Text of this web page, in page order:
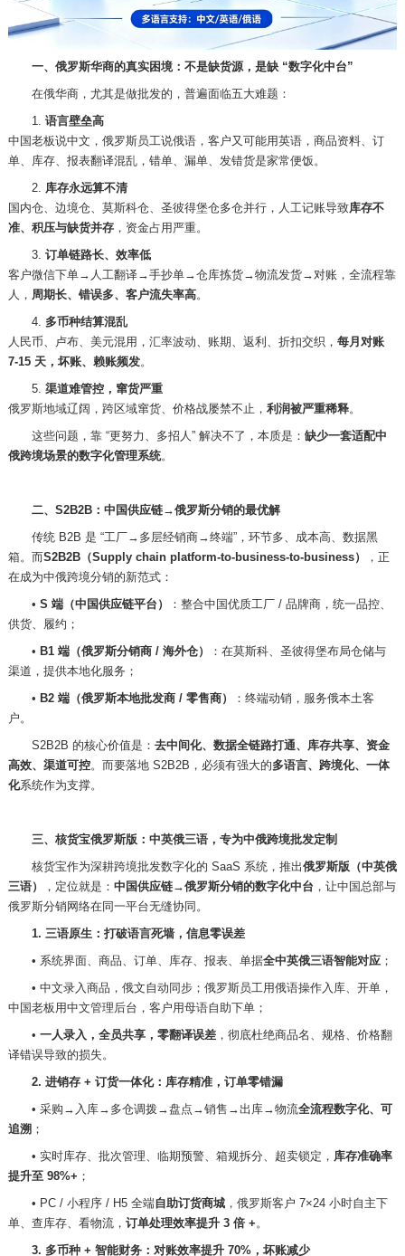
一、俄罗斯华商的真实困境：不是缺货源，是缺 “数字化中台”
在俄华商，尤其是做批发的，普遍面临五大难题：
1. 语言壁垒高
中国老板说中文，俄罗斯员工说俄语，客户又可能用英语，商品资料、订
单、库存、报表翻译混乱，错单、漏单、发错货是家常便饭。
2. 库存永远算不清
国内仓、边境仓、莫斯科仓、圣彼得堡仓多仓并行，人工记账导致库存不
准、积压与缺货并存，资金占用严重。
3. 订单链路长、效率低
客户微信下单→人工翻译→手抄单→仓库拣货→物流发货→对账，全流程靠
人， 周期长、错误多、客户流失率高。
4. 多币种结算混乱
人民币、卢布、美元混用，汇率波动、账期、返利、折扣交织， 每月对账
7-15 天，坏账、赖账频发。
5. 渠道难管控，窜货严重
俄罗斯地域辽阔，跨区域窜货、价格战屡禁不止， 利润被严重稀释。
这些问题，靠 “更努力、多招人” 解决不了，本质是： 缺少一套适配中
俄跨境场景的数字化管理系统。
二、 S2B2B：中国供应链→俄罗斯分销的最优解
传统 B2B 是 “工厂→多层经销商→终端”，环节多、成本高、数据黑
箱。而S2B2B（Supply chain platform-to-business-to-business）
，正
在成为中俄跨境分销的新范式：
• S 端（中国供应链平台） ：整合中国优质工厂 / 品牌商，统一品控、
供货、履约；
• B1 端（俄罗斯分销商 / 海外仓）
：在莫斯科、圣彼得堡布局仓储与
渠道，提供本地化服务；
• B2 端（俄罗斯本地批发商 / 零售商）
：终端动销，服务俄本土客
户。
S2B2B 的核心价值是： 去中间化、数据全链路打通、库存共享、资金
高效、渠道可控。而要落地 S2B2B，必须有强大的多语言、跨境化、一体
化系统作为支撑。
三、核货宝俄罗斯版：中英俄三语，专为中俄跨境批发定制
核货宝作为深耕跨境批发数字化的 SaaS 系统，推出俄罗斯版（中英俄
三语）
，定位就是： 中国供应链→俄罗斯分销的数字化中台 ，让中国总部与
俄罗斯分销网络在同一平台无缝协同。
1. 三语原生：打破语言死墙，信息零误差
• 系统界面、商品、订单、库存、报表、单据全中英俄三语智能对应；
• 中文录入商品，俄文自动同步；俄罗斯员工用俄语操作入库、开单，
中国老板用中文管理后台，客户用母语自助下单；
• 一人录入，全员共享，零翻译误差，彻底杜绝商品名、规格、价格翻
译错误导致的损失。
2. 进销存 + 订货一体化：库存精准，订单零错漏
• 采购 →入库→多仓调拨→盘点→销售→出库→物流全流程数字化、可
追溯 ；
• 实时库存、批次管理、临期预警、箱规拆分、超卖锁定， 库存准确率
提升至 98%+ ；
• PC / 小程序 / H5 全端自助订货商城，俄罗斯客户 7×24 小时自主下
单、查库存、看物流， 订单处理效率提升 3 倍 +。
3. 多币种 + 智能财务：对账效率提升 70%，坏账减少